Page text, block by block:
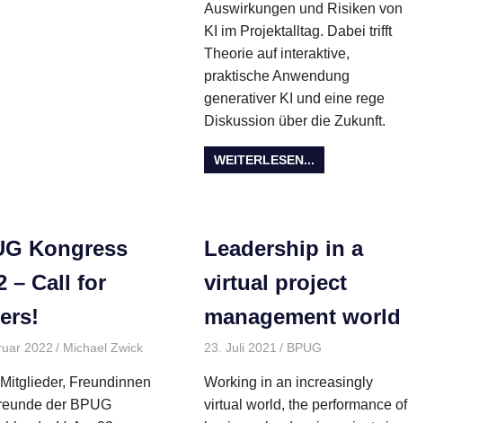
Auswirkungen und Risiken von
KI im Projektalltag. Dabei trifft
Theorie auf interaktive,
praktische Anwendung
generativer KI und eine rege
Diskussion über die Zukunft.
WEITERLESEN...
Live,Veranstaltungen
Kongress
– Call for
2022 Michael ZwickKongresse
Freundinnen
der BPUG
Leadership in a
virtual project
management world
23. Juli 2021 BPUG
Working in an increasingly
virtual world, the performance of